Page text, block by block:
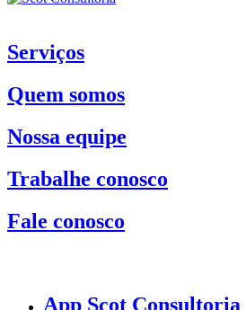
Serviços
Quem somos
Nossa equipe
Trabalhe conosco
Fale conosco
App Scot Consultoria